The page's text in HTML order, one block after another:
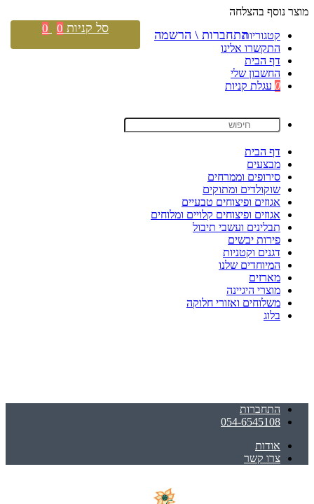
מוצר נוסף בהצלחה
קטגוריות
התקשרו אלינו
דף הבית
החשבון שלי
0 עגלת קניות
דף הבית
מבצעים
סירופים וממרחים
שוקולדים ומתוקים
אגוזים ופיצוחים טבעיים
אגוזים ופיצוחים קלויים ומלוחים
תבלינים ועשבי תיבול
פירות יבשים
דגנים וקטניות
המיוחדים שלנו
מארזים
מוצרי היגיינה
משלוחים ואזורי חלוקה
בלוג
התחברות
054-6545108
אודות
צרו קשר
התחברות \ הרשמה סל קניות 0
0